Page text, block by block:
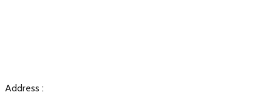
Address :